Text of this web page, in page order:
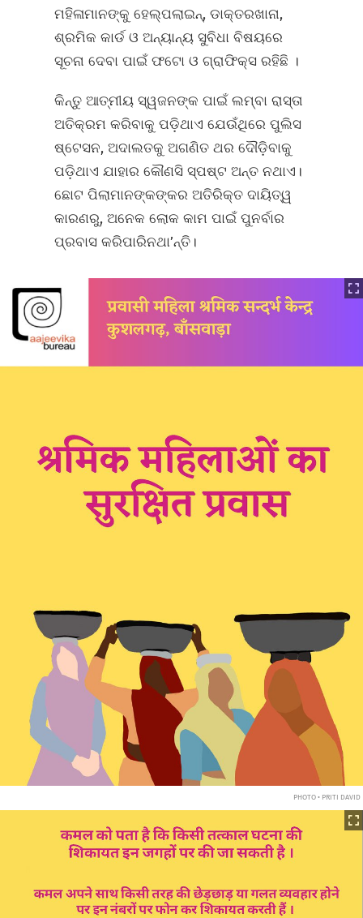
ମହିଳାମାନଙ୍କୁ ହେଲ୍ପଲାଇନ୍‌, ଡାକ୍ତରଖାନା,
ଶ୍ରମିକ କାର୍ଡ ଓ ଅନ୍ୟାନ୍ୟ ସୁବିଧା ବିଷୟରେ
ସୂଚନା ଦେବା ପାଇଁ ଫଟୋ ଓ ଗ୍ରାଫିକ୍ସ ରହିଛି ।
କିନ୍ତୁ ଆତ୍ମୀୟ ସ୍ୱଜନଙ୍କ ପାଇଁ ଲମ୍ବା ରାସ୍ତା
ଅତିକ୍ରମ କରିବାକୁ ପଡ଼ିଥାଏ ଯେଉଁଥିରେ ପୁଲିସ
ଷ୍ଟେସନ, ଅଦାଲତକୁ ଅଗଣିତ ଥର ଦୌଡ଼ିବାକୁ
ପଡ଼ିଥାଏ ଯାହାର କୌଣସି ସ୍ପଷ୍ଟ ଅନ୍ତ ନଥାଏ।
ଛୋଟ ପିଲାମାନଙ୍କଙ୍କର ଅତିରିକ୍ତ ଦାୟିତ୍ୱ
କାରଣରୁ, ଅନେକ ଲୋକ କାମ ପାଇଁ ପୁନର୍ବାର
ପ୍ରବାସ କରିପାରିନଥା’ନ୍ତି।
PHOTO • PRITI DAVID